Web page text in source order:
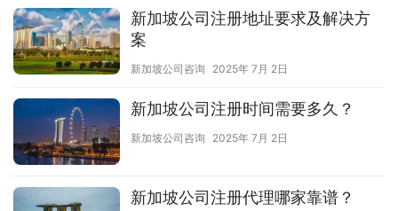
新加坡公司注册地址要求及解决方
案
新加坡公司咨询 2025年 7月 2日
新加坡公司注册时间需要多久？
新加坡公司咨询 2025年 7月 2日
新加坡公司注册代理哪家靠谱？